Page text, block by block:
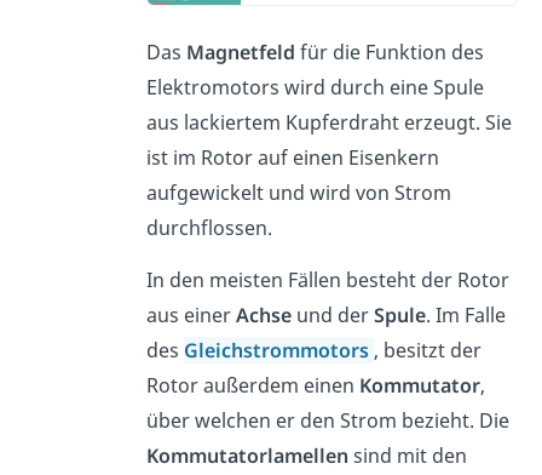
Das Magnetfeld für die Funktion des
Elektromotors wird durch eine Spule
aus lackiertem Kupferdraht erzeugt. Sie
ist im Rotor auf einen Eisenkern
aufgewickelt und wird von Strom
durchflossen.
In den meisten Fällen besteht der Rotor
aus einerAchse und derSpule. Im Falle
des Gleichstrommotors , besitzt der
Rotor außerdem einen Kommutator,
über welchen er den Strom bezieht. Die
Kommutatorlamellen sind mit den